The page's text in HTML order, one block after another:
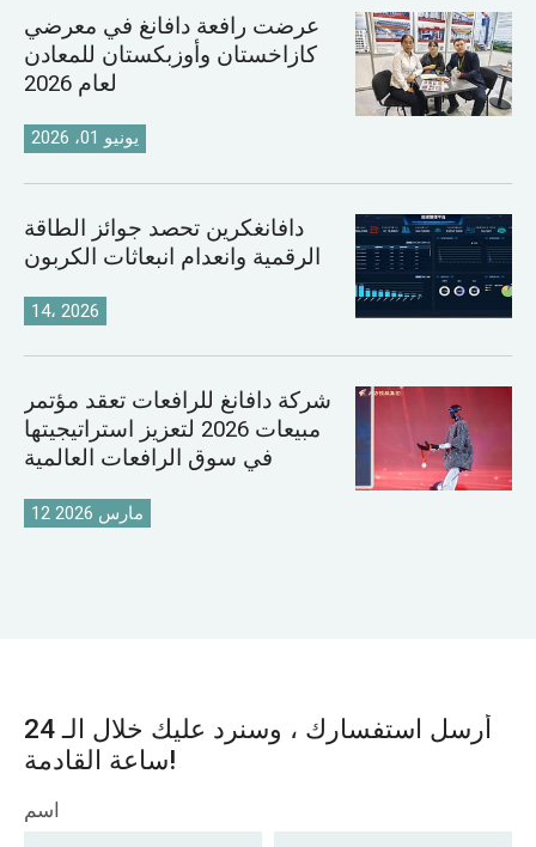
عرضت رافعة دافانغ في معرضي
كازاخستان وأوزبكستان للمعادن
لعام 2026
يونيو 01، 2026
دافانغكرين تحصد جوائز الطاقة
الرقمية وانعدام انبعاثات الكربون
14، 2026
شركة دافانغ للرافعات تعقد مؤتمر
مبيعات 2026 لتعزيز استراتيجيتها
في سوق الرافعات العالمية
12 مارس 2026
أرسل استفسارك ، وسنرد عليك خلال الـ 24
ساعة القادمة!
اسم